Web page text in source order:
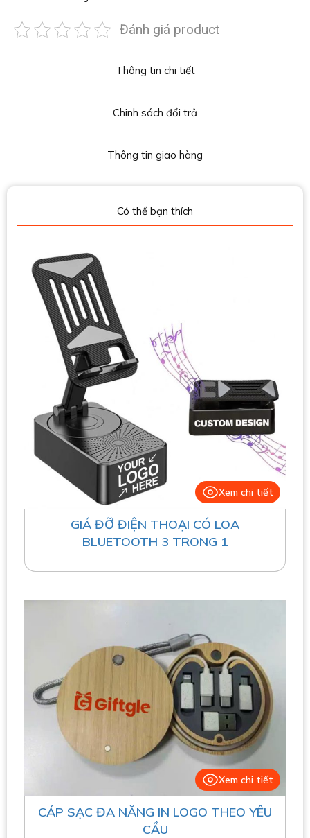
Thông tin chi tiết
Chinh sách đổi trả
Thông tin giao hàng
Đánh giá product
Có thể bạn thích
Xem chi tiết
GIÁ ĐỠ ĐIỆN THOẠI CÓ LOA
BLUETOOTH 3 TRONG 1
Xem chi tiết
CÁP SẠC ĐA NĂNG IN LOGO THEO YÊU
CẦU